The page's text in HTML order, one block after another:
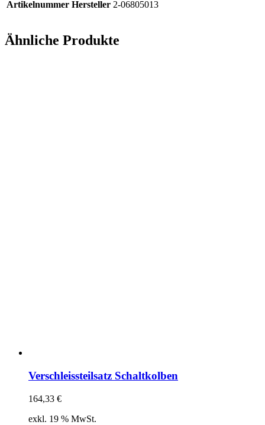
Artikelnummer Hersteller 2-06805013
Ähnliche Produkte
Verschleissteilsatz Schaltkolben
164,33 €
exkl. 19 % MwSt.